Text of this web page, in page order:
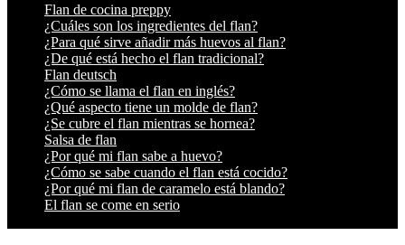
Flan de cocina preppy
¿Cuáles son los ingredientes del flan?
¿Para qué sirve añadir más huevos al flan?
¿De qué está hecho el flan tradicional?
Flan deutsch
¿Cómo se llama el flan en inglés?
¿Qué aspecto tiene un molde de flan?
¿Se cubre el flan mientras se hornea?
Salsa de flan
¿Por qué mi flan sabe a huevo?
¿Cómo se sabe cuando el flan está cocido?
¿Por qué mi flan de caramelo está blando?
El flan se come en serio